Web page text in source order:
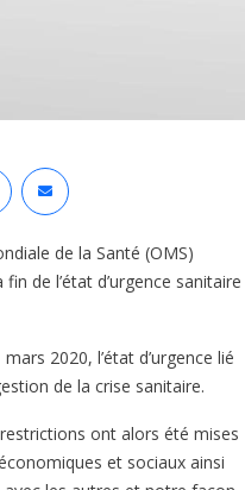
de la Santé (OMS)
de l’état d’urgence sanitaire
2020, l’état d’urgence lié
de la crise sanitaire.
ont alors été mises
et sociaux ainsi